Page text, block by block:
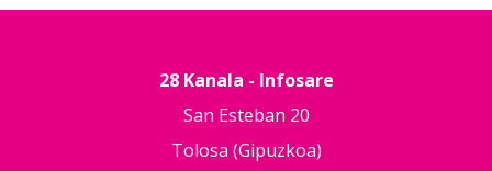
28 Kanala - Infosare
San Esteban 20
Tolosa (Gipuzkoa)